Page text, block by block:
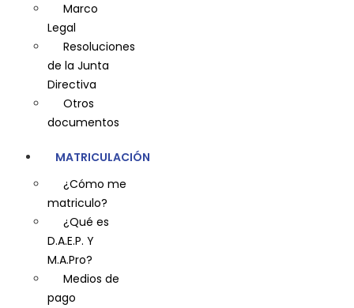
Marco
Legal
Resoluciones
de la Junta
Directiva
Otros
documentos
MATRICULACIÓN
¿Cómo me
matriculo?
¿Qué es
D.A.E.P. Y
M.A.Pro?
Medios de
pago